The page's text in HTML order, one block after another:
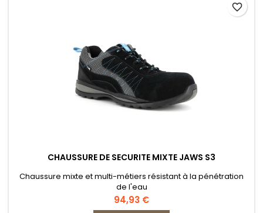
CHAUSSURE DE SECURITE MIXTE JAWS S3
Chaussure mixte et multi-métiers résistant à la pénétration
de l'eau
Prix
94,93 €
favorite_border